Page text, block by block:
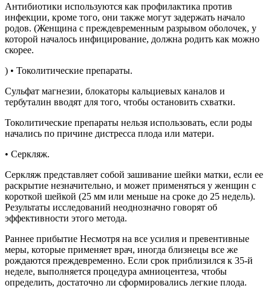
Антибиотики используются как профилактика против
инфекции, кроме того, они также могут задержать начало
родов. (Женщина с преждевременным разрывом оболочек, у
которой началось инфицирование, должна родить как можно
скорее.
) • Токолитические препараты.
Сульфат магнезии, блокаторы кальциевых каналов и
тербуталин вводят для того, чтобы остановить схватки.
Токолитические препараты нельзя использовать, если роды
начались по причине дистресса плода или матери.
• Серкляж.
Серкляж представляет собой зашивание шейки матки, если ее
раскрытие незначительно, и может применяться у женщин с
короткой шейкой (25 мм или меньше на сроке до 25 недель).
Результаты исследований неоднозначно говорят об
эффективности этого метода.
Раннее прибытие Несмотря на все усилия и превентивные
меры, которые применяет врач, иногда близнецы все же
рождаются преждевременно. Если срок приблизился к 35-й
неделе, выполняется процедура амниоцентеза, чтобы
определить, достаточно ли сформировались легкие плода.